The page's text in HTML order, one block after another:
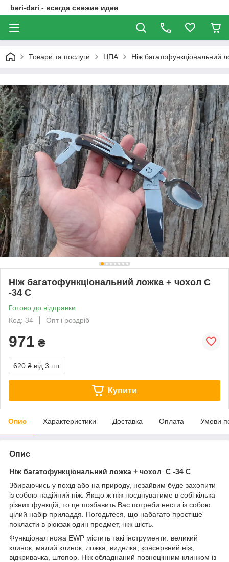
beri-dari - всегда свежие идеи
Товари та послуги ЦПА Ніж багатофункціональний
Ніж багатофункціональний ложка + чохол С
-34 С
Готово до відправки
Код: 34
Опт і роздріб
971 ₴
620 ₴ від 3 шт.
Купити
Опис Характеристики Доставка Оплата Умови
Опис
Ніж багатофункціональний ложка + чохол С -34 С
Збираючись у похід або на природу, незайвим буде захопити
із собою надійний ніж. Якщо ж ніж поєднуватиме в собі кілька
різних функцій, то це позбавить Вас потреби нести із собою
цілий набір приладдя. Погодьтеся, що набагато простіше
покласти в рюкзак один предмет, ніж шість.
Функціонал ножа EWP містить такі інструменти: великий
клинок, малий клинок, ложка, виделка, консервний ніж,
відкривачка, штопор. Ніж обладнаний повноцінним клинком із